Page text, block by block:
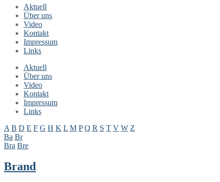
Aktuell
Über uns
Video
Kontakt
Impressum
Links
Aktuell
Über uns
Video
Kontakt
Impressum
Links
A B D E F G H K L M P Q R S T V W Z
Ba Br
Bra Bre
Brand